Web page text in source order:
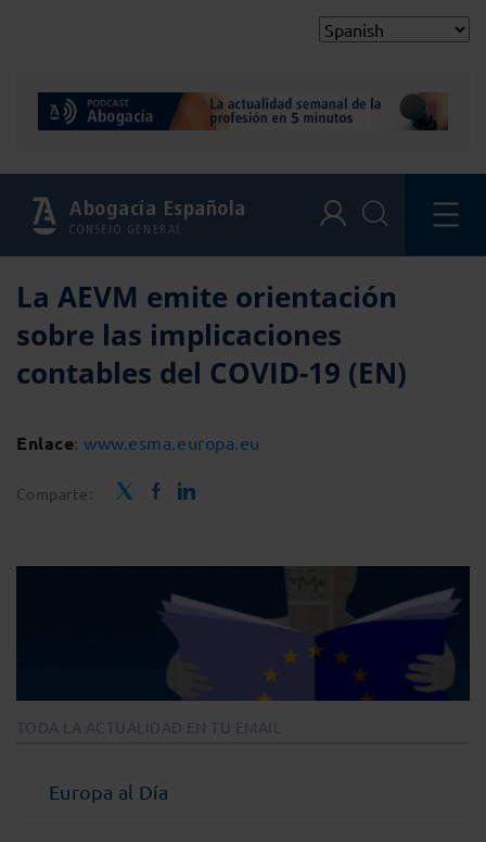
Abogacía Española
CONSEJO GENERAL
La AEVM emite orientación
sobre las implicaciones
contables del COVID-19 (EN)
Enlace:www.esma.europa.eu
Comparte:
TODA LA ACTUALIDAD EN TU EMAIL
Europa al Día